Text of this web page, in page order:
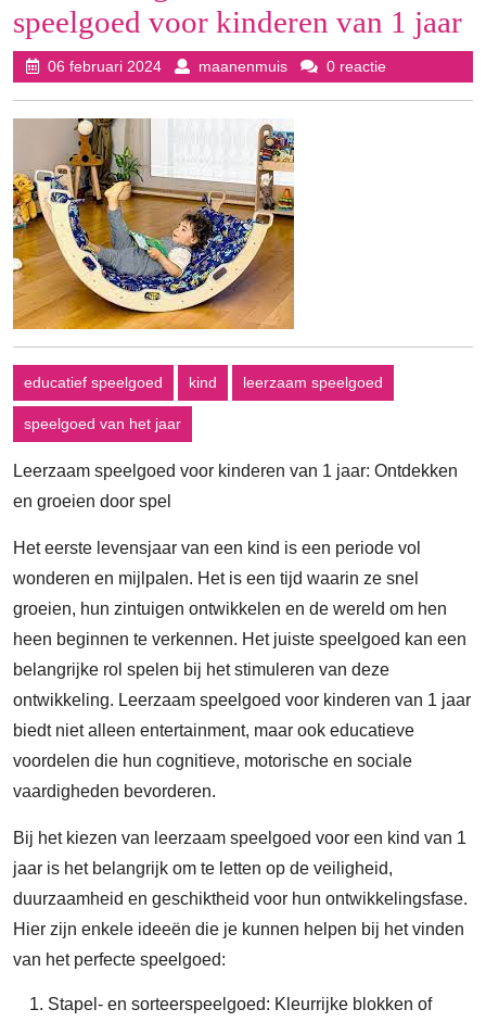
speelgoed voor kinderen van 1 jaar
06 februari 202406
februari
maanenmuismaanenmuis
0 reactie
educatief speelgoed kind leerzaam speelgoed
speelgoed van het jaar
Leerzaam speelgoed voor kinderen van 1 jaar: Ontdekken
en groeien door spel
Het eerste levensjaar van een kind is een periode vol
wonderen en mijlpalen. Het is een tijd waarin ze snel
groeien, hun zintuigen ontwikkelen en de wereld om hen
heen beginnen te verkennen. Het juiste speelgoed kan een
belangrijke rol spelen bij het stimuleren van deze
ontwikkeling. Leerzaam speelgoed voor kinderen van 1 jaar
biedt niet alleen entertainment, maar ook educatieve
voordelen die hun cognitieve, motorische en sociale
vaardigheden bevorderen.
Bij het kiezen van leerzaam speelgoed voor een kind van 1
jaar is het belangrijk om te letten op de veiligheid,
duurzaamheid en geschiktheid voor hun ontwikkelingsfase.
Hier zijn enkele ideeën die je kunnen helpen bij het vinden
van het perfecte speelgoed:
Stapel- en sorteerspeelgoed: Kleurrijke blokken of